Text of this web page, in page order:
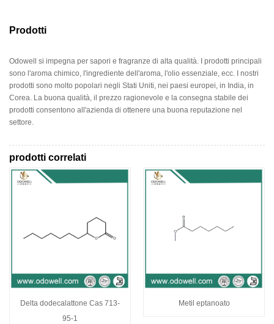
Prodotti
Odowell si impegna per sapori e fragranze di alta qualità. I prodotti principali
sono l'aroma chimico, l'ingrediente dell'aroma, l'olio essenziale, ecc. I nostri
prodotti sono molto popolari negli Stati Uniti, nei paesi europei, in India, in
Corea. La buona qualità, il prezzo ragionevole e la consegna stabile dei
prodotti consentono all'azienda di ottenere una buona reputazione nel
settore.
prodotti correlati
Delta dodecalattone Cas 713-
95-1
Metil eptanoato